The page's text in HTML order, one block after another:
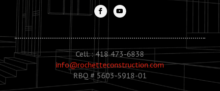
Cell. : 418 473-6838
info@rochetteconstruction.com
RBQ # 5603-5918-01